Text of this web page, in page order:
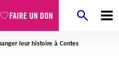
FAIRE UN DON
leur histoire à Contes